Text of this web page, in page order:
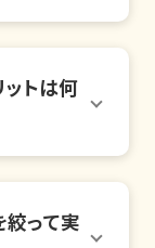
トは何
って実